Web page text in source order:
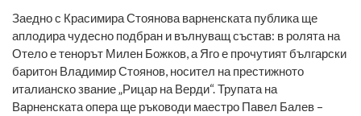
Заедно с Красимира Стоянова варненската публика ще
аплодира чудесно подбран и вълнуващ състав: в ролята на
Отело е тенорът Милен Божков, а Яго е прочутият български
баритон Владимир Стоянов, носител на престижното
италианско звание „Рицар на Верди“. Трупата на
Варненската опера ще ръководи маестро Павел Балев –